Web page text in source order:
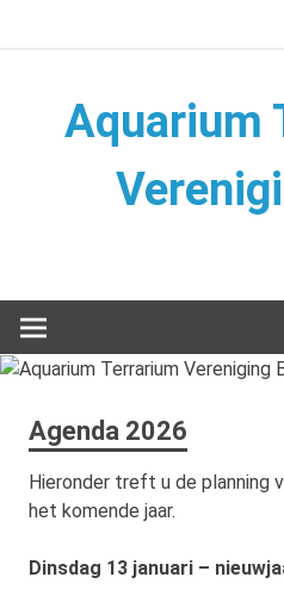
Aquarium
Agenda 2026
Hieronder treft u de planning
het komende jaar.
Dinsdag 13 januari –